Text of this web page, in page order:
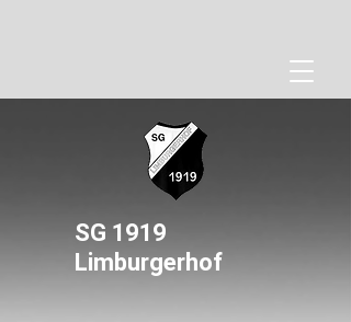
SG 1919
Limburgerhof